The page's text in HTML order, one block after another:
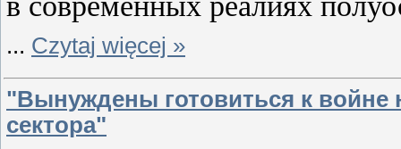
... Czytaj więcej »
"Вынуждены готовиться к войне
сектора"